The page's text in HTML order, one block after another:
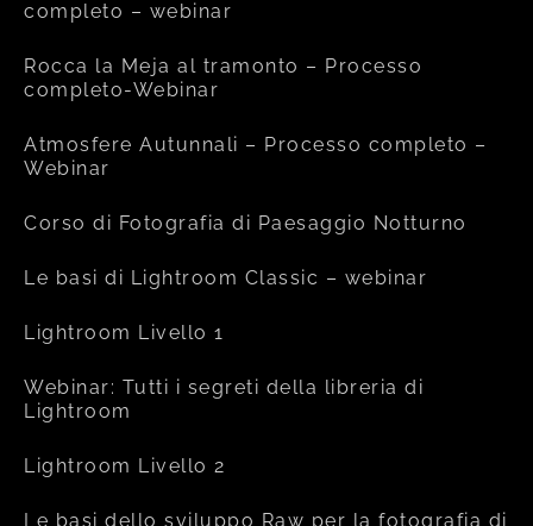
completo – webinar
Rocca la Meja al tramonto – Processo
completo-Webinar
Atmosfere Autunnali – Processo completo –
Webinar
Corso di Fotografia di Paesaggio Notturno
Le basi di Lightroom Classic – webinar
Lightroom Livello 1
Webinar: Tutti i segreti della libreria di
Lightroom
Lightroom Livello 2
Le basi dello sviluppo Raw per la fotografia di